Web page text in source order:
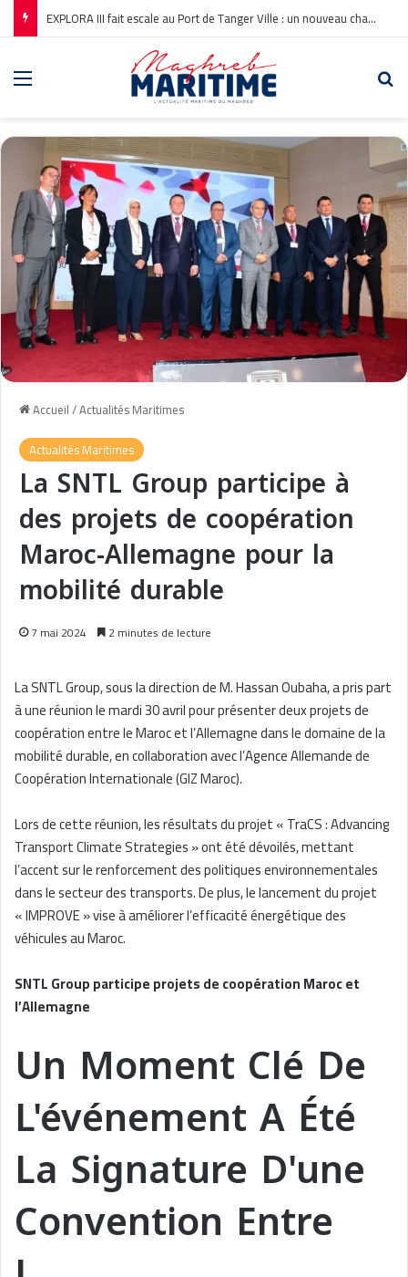
EXPLORA III fait escale au Port de Tanger Ville : un nouveau chapitre pour la croisière en Méditerranée
Accueil/Actualités Maritimes
Actualités Maritimes
La SNTL Group participe à
des projets de coopération
Maroc-Allemagne pour la
mobilité durable
7 mai 2024 2 minutes de lecture
La SNTL Group, sous la direction de M. Hassan Oubaha, a pris part
à une réunion le mardi 30 avril pour présenter deux projets de
coopération entre le Maroc et l’Allemagne dans le domaine de la
mobilité durable, en collaboration avec l’Agence Allemande de
Coopération Internationale (GIZ Maroc).
Lors de cette réunion, les résultats du projet « TraCS : Advancing
Transport Climate Strategies » ont été dévoilés, mettant
l’accent sur le renforcement des politiques environnementales
dans le secteur des transports. De plus, le lancement du projet
« IMPROVE » vise à améliorer l’efficacité énergétique des
véhicules au Maroc.
SNTL Group participe projets de coopération Maroc et
l’Allemagne
Un Moment Clé De
L'événement A Été
La Signature D'une
Convention Entre